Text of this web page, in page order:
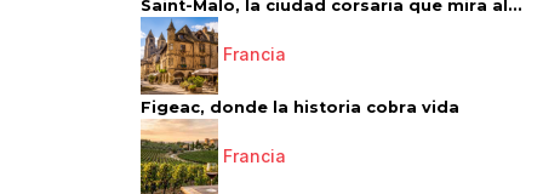
Saint-Malo, la ciudad corsaria que mira al...
Francia
Figeac, donde la historia cobra vida
Francia